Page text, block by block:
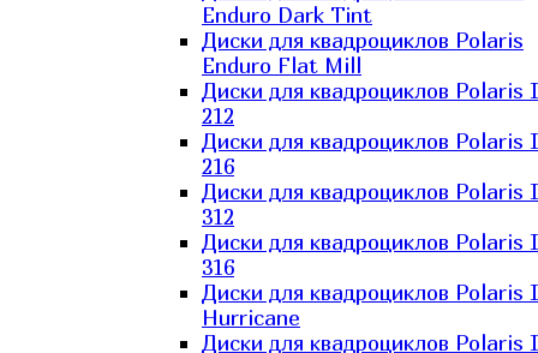
Enduro Dark Tint
Диски для квадроциклов Polaris
Enduro Flat Mill
Диски для квадроциклов Polaris
212
Диски для квадроциклов Polaris
216
Диски для квадроциклов Polaris
312
Диски для квадроциклов Polaris
316
Диски для квадроциклов Polaris
Hurricane
Диски для квадроциклов Polaris